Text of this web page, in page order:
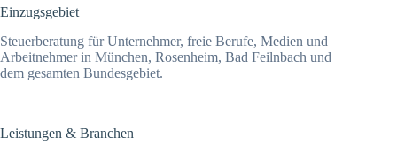
Einzugsgebiet
Steuerberatung für Unternehmer, freie Berufe, Medien und
Arbeitnehmer in München, Rosenheim, Bad Feilnbach und
dem gesamten Bundesgebiet.
Leistungen & Branchen